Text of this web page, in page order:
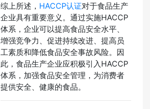
综上所述， HACCP认证对于食品生产
企业具有重要意义。通过实施HACCP
体系，企业可以提高食品安全水平、
增强竞争力、促进持续改进、提高员
工素质和降低食品安全事故风险。因
此，食品生产企业应积极引入HACCP
体系，加强食品安全管理，为消费者
提供安全、健康的食品。